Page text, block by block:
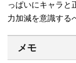
っぱいにキャラと
力加減を意識する
メモ